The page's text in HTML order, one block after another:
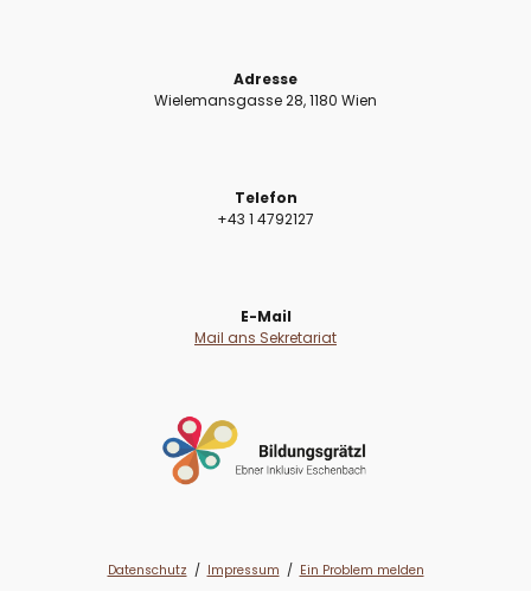
Adresse
Wielemansgasse 28, 1180 Wien
Telefon
+43 1 4792127
E-Mail
Mail ans Sekretariat
Datenschutz / Impressum / Ein Problem melden